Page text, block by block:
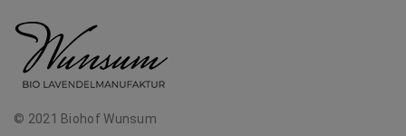
© 2021 Biohof Wunsum